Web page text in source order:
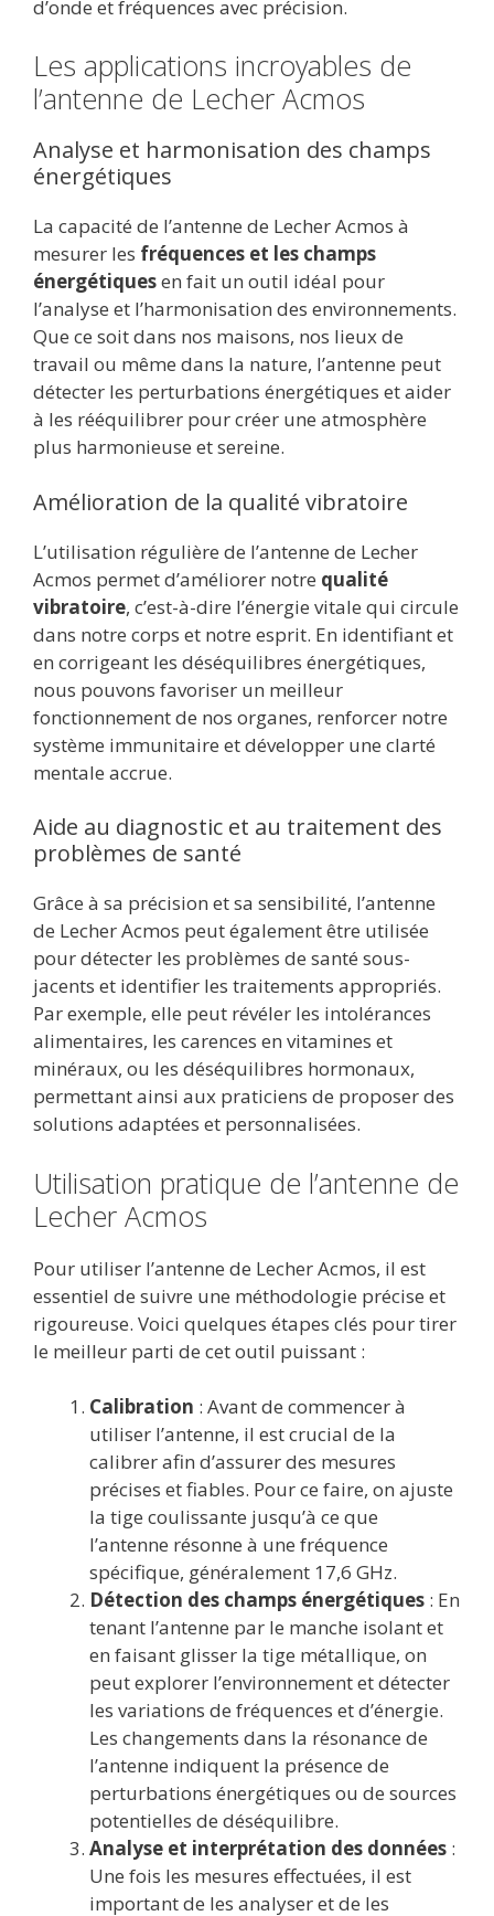
d’onde et fréquences avec précision.
Les applications incroyables de
l’antenne de Lecher Acmos
Analyse et harmonisation des champs
énergétiques
La capacité de l’antenne de Lecher Acmos à
mesurer les fréquences et les champs
énergétiquesen fait un outil idéal pour
l’analyse et l’harmonisation des environnements.
Que ce soit dans nos maisons, nos lieux de
travail ou même dans la nature, l’antenne peut
détecter les perturbations énergétiques et aider
à les rééquilibrer pour créer une atmosphère
plus harmonieuse et sereine.
Amélioration de la qualité vibratoire
L’utilisation régulière de l’antenne de Lecher
Acmos permet d’améliorer notre qualité
vibratoire, c’est-à-dire l’énergie vitale qui circule
dans notre corps et notre esprit. En identifiant et
en corrigeant les déséquilibres énergétiques,
nous pouvons favoriser un meilleur
fonctionnement de nos organes, renforcer notre
système immunitaire et développer une clarté
mentale accrue.
Aide au diagnostic et au traitement des
problèmes de santé
Grâce à sa précision et sa sensibilité, l’antenne
de Lecher Acmos peut également être utilisée
pour détecter les problèmes de santé sous-
jacents et identifier les traitements appropriés.
Par exemple, elle peut révéler les intolérances
alimentaires, les carences en vitamines et
minéraux, ou les déséquilibres hormonaux,
permettant ainsi aux praticiens de proposer des
solutions adaptées et personnalisées.
Utilisation pratique de l’antenne de
Lecher Acmos
Pour utiliser l’antenne de Lecher Acmos, il est
essentiel de suivre une méthodologie précise et
rigoureuse. Voici quelques étapes clés pour tirer
le meilleur parti de cet outil puissant :
Calibration : Avant de commencer à
utiliser l’antenne, il est crucial de la
calibrer afin d’assurer des mesures
précises et fiables. Pour ce faire, on ajuste
la tige coulissante jusqu’à ce que
l’antenne résonne à une fréquence
spécifique, généralement 17,6 GHz.
Détection des champs énergétiques : En
tenant l’antenne par le manche isolant et
en faisant glisser la tige métallique, on
peut explorer l’environnement et détecter
les variations de fréquences et d’énergie.
Les changements dans la résonance de
l’antenne indiquent la présence de
perturbations énergétiques ou de sources
potentielles de déséquilibre.
Analyse et interprétation des données :
Une fois les mesures effectuées, il est
important de les analyser et de les